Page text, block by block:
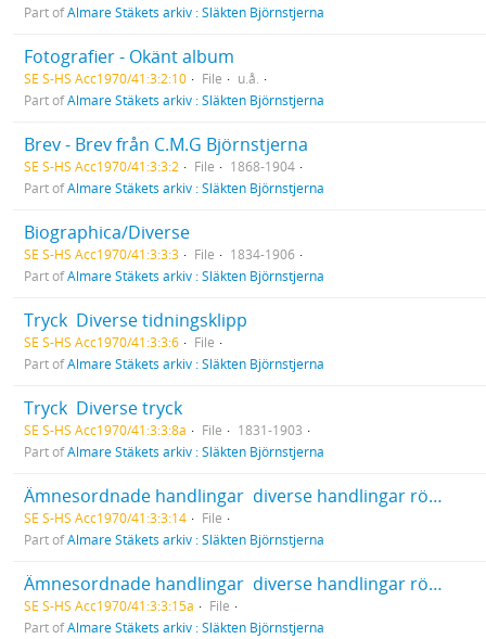
Part ofAlmare Stäkets arkiv : Släkten Björnstjerna
Fotografier - Okänt album
SE S-HS Acc1970/41:3:2:10 File
u.å.
Part ofAlmare Stäkets arkiv : Släkten Björnstjerna
Brev - Brev från C.M.G Björnstjerna
SE S-HS Acc1970/41:3:3:2 File
1868-1904
Part ofAlmare Stäkets arkiv : Släkten Björnstjerna
Biographica/Diverse
SE S-HS Acc1970/41:3:3:3 File
1834-1906
Part ofAlmare Stäkets arkiv : Släkten Björnstjerna
Tryck  Diverse tidningsklipp
SE S-HS Acc1970/41:3:3:6
File
Part ofAlmare Stäkets arkiv : Släkten Björnstjerna
Tryck  Diverse tryck
SE S-HS Acc1970/41:3:3:8a File
1831-1903
Part ofAlmare Stäkets arkiv : Släkten Björnstjerna
Ämnesordnade handlingar  diverse handlingar rörande Inrikespolitisk verksamhet  Byggnationer och monument
SE S-HS Acc1970/41:3:3:14
File
Part ofAlmare Stäkets arkiv : Släkten Björnstjerna
Ämnesordnade handlingar  diverse handlingar rörande Inrikespolitisk verksamhet  Byggnationer och monument  Riksdags- och bankhuset i Stockholm
SE S-HS Acc1970/41:3:3:15a
File
Part ofAlmare Stäkets arkiv : Släkten Björnstjerna